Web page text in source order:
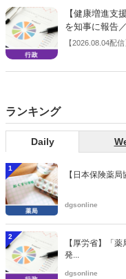
会等に報告し、
【健康増進支
を知事に報告
【2026.08.04配
関する省令案を
ランキング
Daily
1
【日本保険薬
dgsonline
2
【厚労省】「
発...
dgsonline